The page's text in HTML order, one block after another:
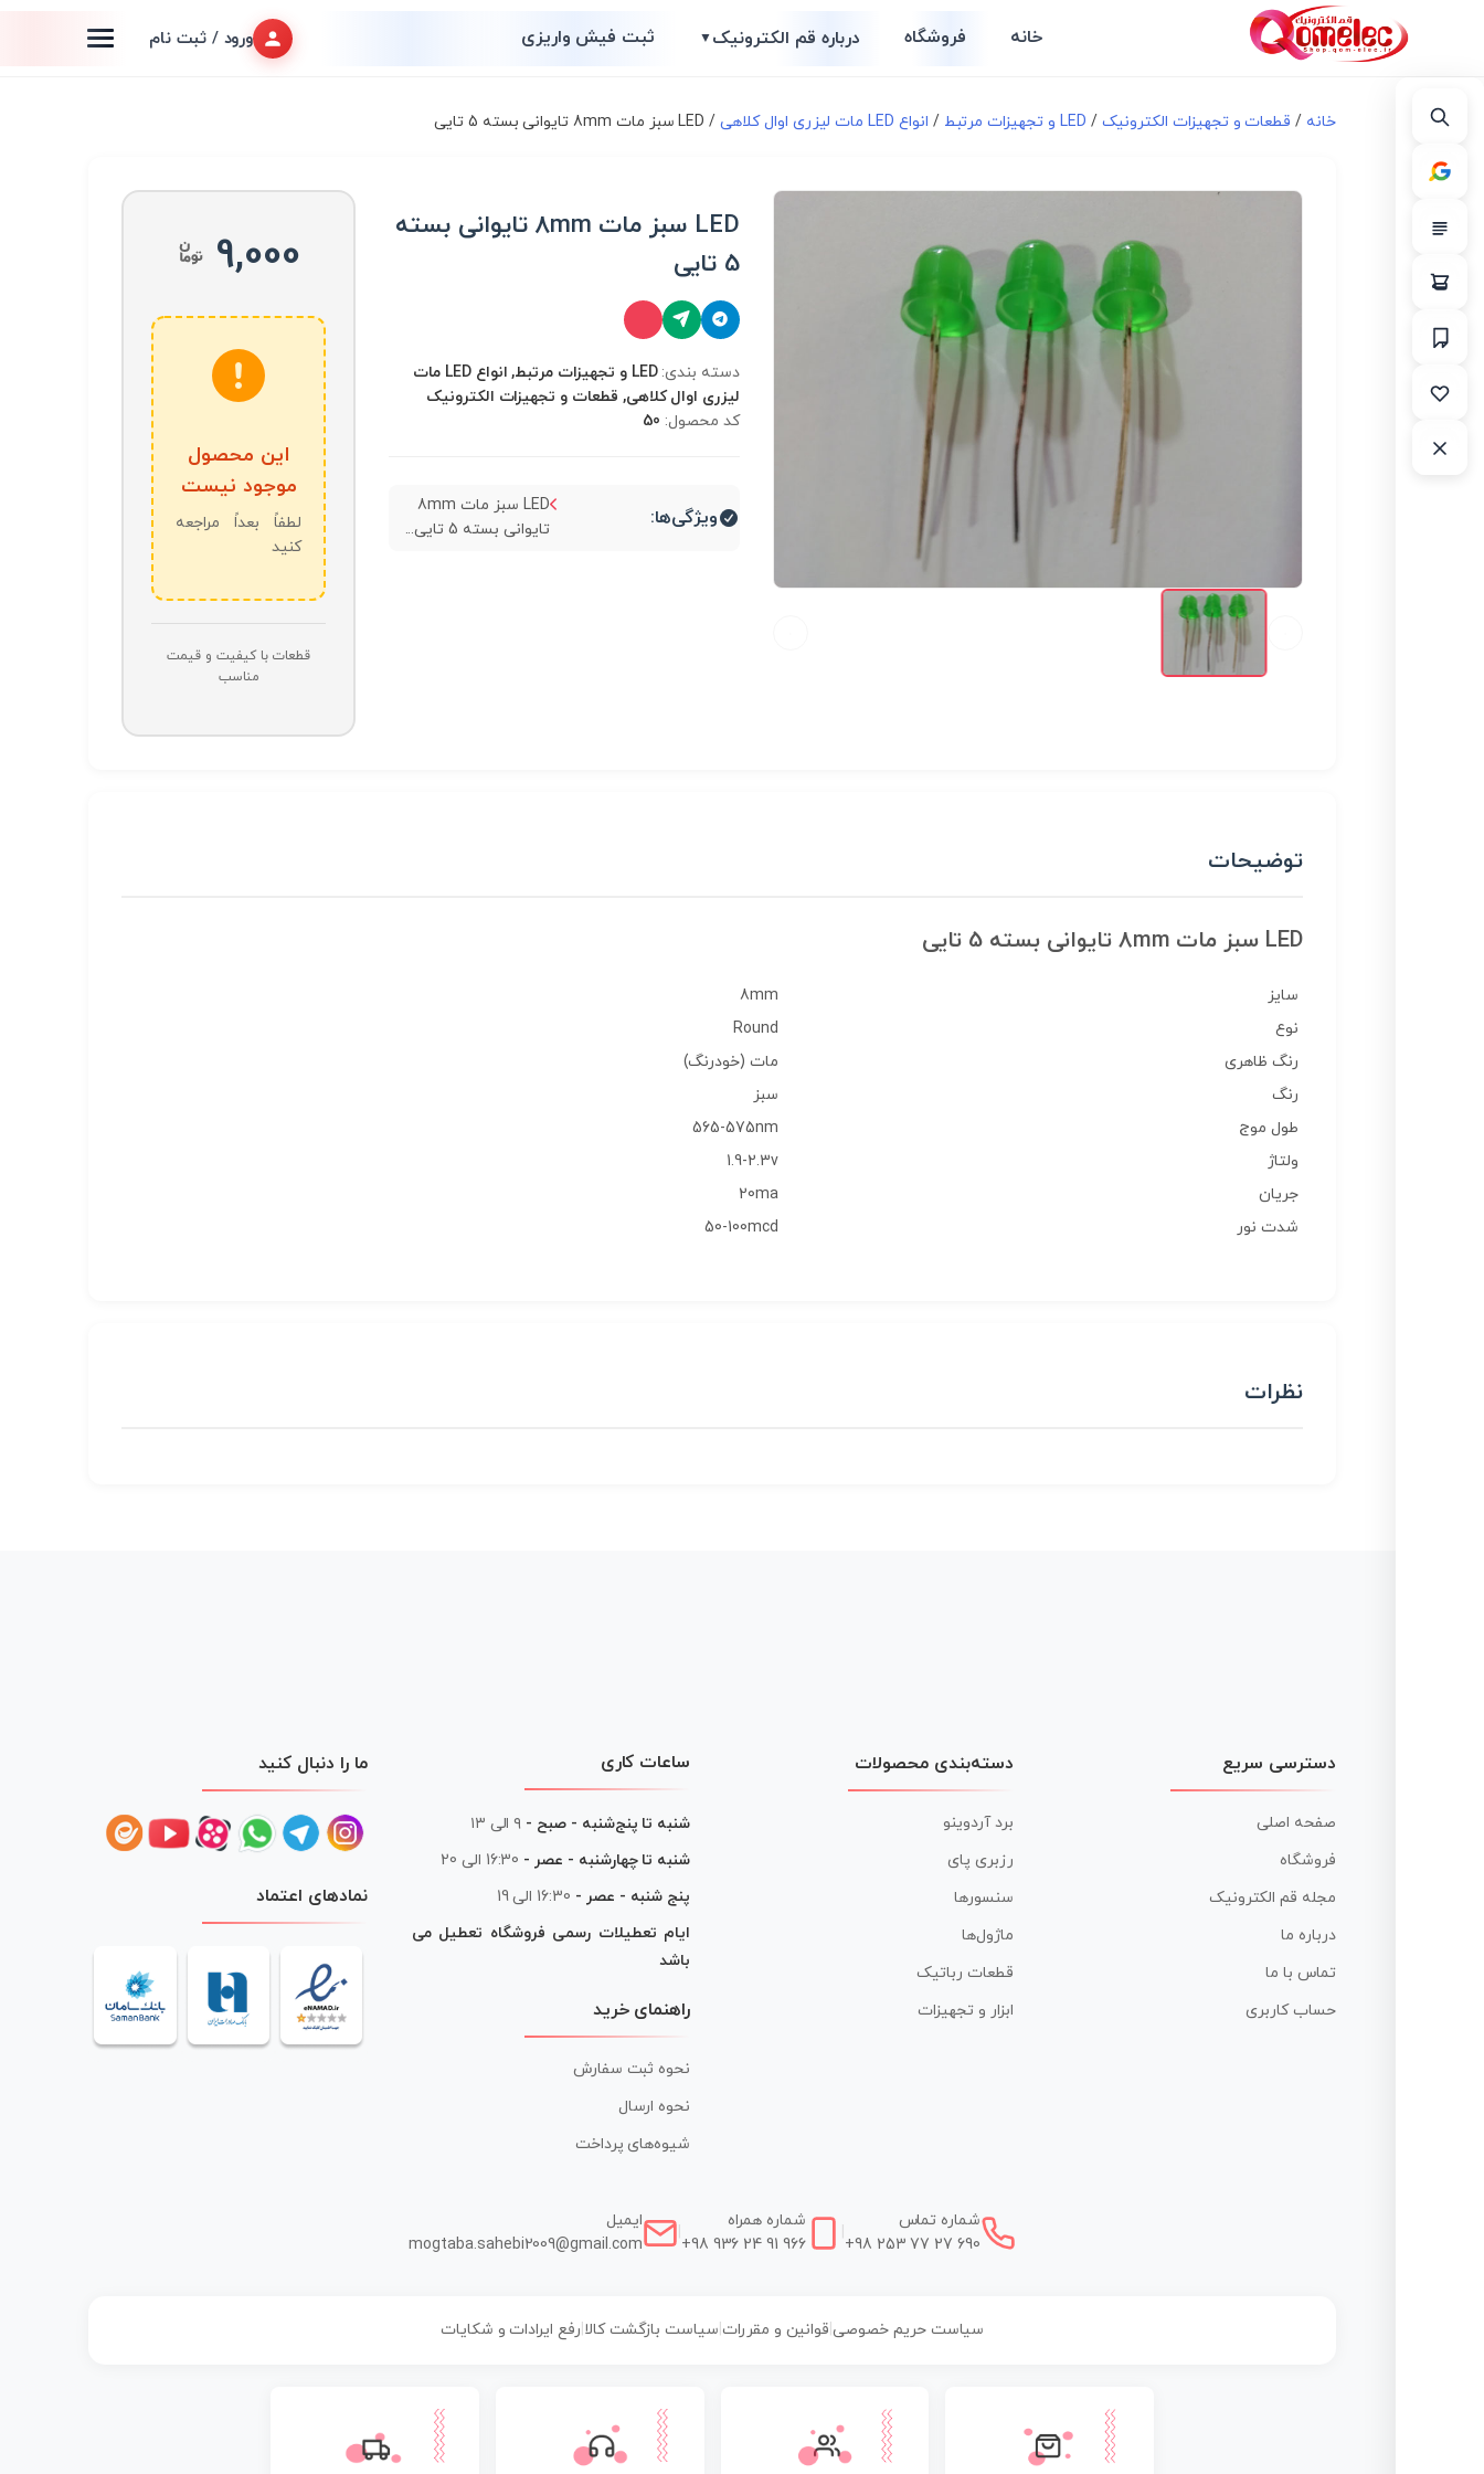
خانه فروشگاه درباره قم الکترونیک▼ ثبت فیش واریزی ورود / ثبت نام
خانه / قطعات و تجهیزات الکترونیک / LED و تجهیزات مرتبط / انواع LED مات لیزری اوال کلاهی / LED سبز مات 8mm تایوانی بسته 5 تایی
LED سبز مات 8mm تایوانی بسته
5 تایی
دسته بندی:
LED و تجهیزات مرتبط, انواع LED مات
لیزری اوال کلاهی, قطعات و تجهیزات الکترونیک
کد محصول: 50
ویژگی‌ها:
LED سبز مات 8mm
تایوانی بسته 5 تایی...
9,000
این محصول
موجود نیست
لطفاً بعداً مراجعه
کنید
قطعات با کیفیت و قیمت
مناسب
توضیحات
LED سبز مات 8mm تایوانی بسته 5 تایی
سایز
8mm
نوع
Round
رنگ ظاهری
مات (خودرنگ)
رنگ
سبز
طول موج
565-575nm
ولتاژ
1.9-2.3v
جریان
20ma
شدت نور
50-100mcd
نظرات
دسترسی سریع
صفحه اصلی
فروشگاه
مجله قم الکترونیک
درباره ما
تماس با ما
حساب کاربری
دسته‌بندی محصولات
برد آردوینو
رزبری پای
سنسورها
ماژول‌ها
قطعات رباتیک
ابزار و تجهیزات
ساعات کاری
شنبه تا پنج‌شنبه - صبح - ۹ الی ۱۳
شنبه تا چهارشنبه - عصر - 16:30 الی 20
پنج شنبه - عصر - 16:30 الی 19
ایام تعطیلات رسمی فروشگاه تعطیل می
باشد
راهنمای خرید
نحوه ثبت سفارش
نحوه ارسال
شیوه‌های پرداخت
ما را دنبال کنید
نمادهای اعتماد
شماره تماس
+98 253 77 27 690
شماره همراه
+98 936 24 91 966
ایمیل
mogtaba.sahebi2009@gmail.com
سیاست حریم خصوصی| قوانین و مقررات سیاست بازگشت کالا رفع ایرادات و شکایات